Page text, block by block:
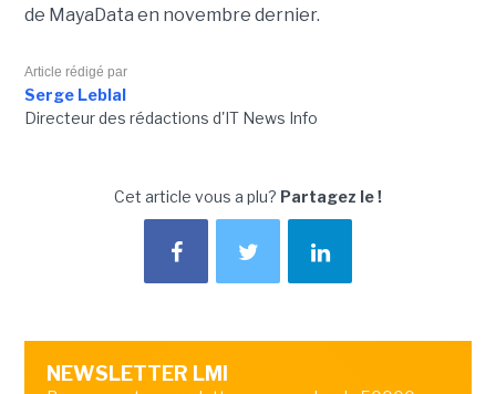
de MayaData en novembre dernier.
Article rédigé par
Serge Leblal
Directeur des rédactions d'IT News Info
Cet article vous a plu? Partagez le !
NEWSLETTER LMI